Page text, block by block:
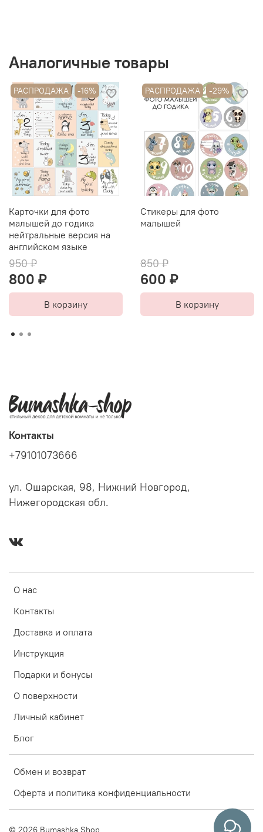
Аналогичные товары
РАСПРОДАЖА -16%
Карточки для фото
малышей до годика
нейтральные версия на
английском языке
950 ₽
800 ₽
В корзину
РАСПРОДАЖА -29%
Стикеры для фото
малышей
850 ₽
600 ₽
В корзину
О нас
Контакты
Доставка и оплата
Инструкция
Подарки и бонусы
О поверхности
Личный кабинет
Блог
Обмен и возврат
Оферта и политика конфиденциальности
Контакты
+79101073666
ул. Ошарская, 98, Нижний Новгород,
Нижегородская обл.
© 2026 Bumashka Shop